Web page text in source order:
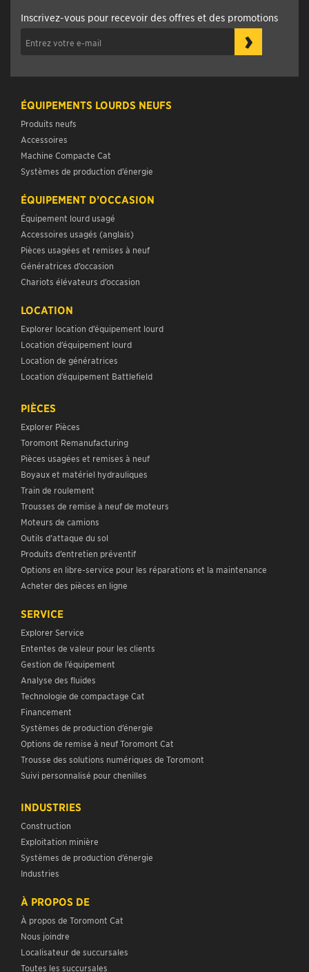
Inscrivez-vous pour recevoir des offres et des promotions
›
ÉQUIPEMENTS LOURDS NEUFS
Produits neufs
Accessoires
Machine Compacte Cat
Systèmes de production d’énergie
ÉQUIPEMENT D’OCCASION
Équipement lourd usagé
Accessoires usagés (anglais)
Pièces usagées et remises à neuf
Génératrices d’occasion
Chariots élévateurs d’occasion
LOCATION
Explorer location d’équipement lourd
Location d’équipement lourd
Location de génératrices
Location d’équipement Battlefield
PIÈCES
Explorer Pièces
Toromont Remanufacturing
Pièces usagées et remises à neuf
Boyaux et matériel hydrauliques
Train de roulement
Trousses de remise à neuf de moteurs
Moteurs de camions
Outils d’attaque du sol
Produits d’entretien préventif
Options en libre-service pour les réparations et la maintenance
Acheter des pièces en ligne
SERVICE
Explorer Service
Ententes de valeur pour les clients
Gestion de l’équipement
Analyse des fluides
Technologie de compactage Cat
Financement
Systèmes de production d’énergie
Options de remise à neuf Toromont Cat
Trousse des solutions numériques de Toromont
Suivi personnalisé pour chenilles
INDUSTRIES
Construction
Exploitation minière
Systèmes de production d’énergie
Industries
À PROPOS DE
À propos de Toromont Cat
Nous joindre
Localisateur de succursales
Toutes les succursales